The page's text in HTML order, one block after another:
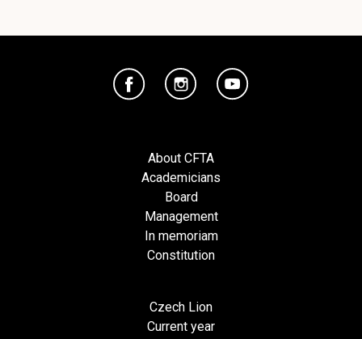
About CFTA
Academicians
Board
Management
In memoriam
Constitution
Czech Lion
Current year